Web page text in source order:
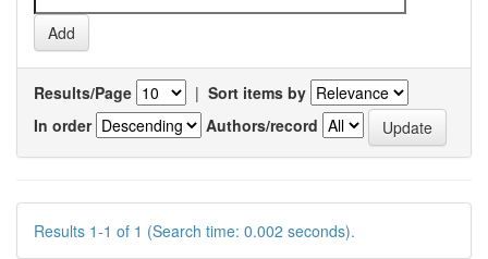
Results/Page | Sort items by
In order
Authors/record
Results 1-1 of 1 (Search time: 0.002 seconds).